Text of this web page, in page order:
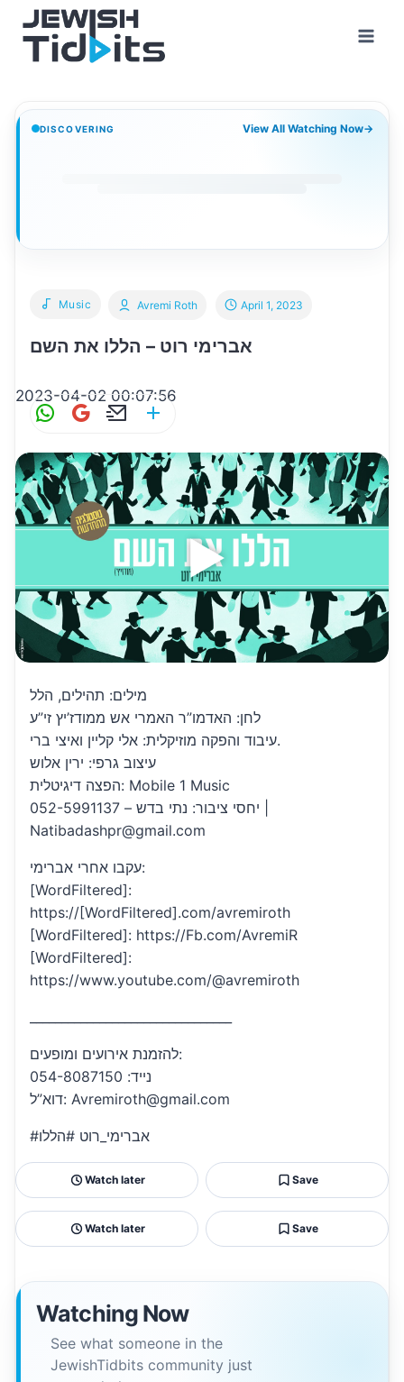
content
DISCOVERING View All Watching Now→
Music
אברימי רוט – הללו את השם
Avremi Roth April 1, 2023
2023-04-02 00:07:56
W
at
s
A
p
G
ai
l
E
ai
l
S
ar
e
מילים: תהילים, הלל
לחן: האדמו”ר האמרי אש ממודז’יץ זי”ע
עיבוד והפקה מוזיקלית: אלי קליין ואיצי ברי.
עיצוב גרפי: ירין אלוש
הפצה דיגיטלית: Mobile 1 Music
יחסי ציבור: נתי בדש – 052-5991137 |
Natibadashpr@gmail.com
עקבו אחרי אברימי:
[WordFiltered]:
https://[WordFiltered].com/avremiroth
[WordFiltered]: https://Fb.com/AvremiR
[WordFiltered]:
https://www.youtube.com/@avremiroth
להזמנת אירועים ומופעים:
נייד: 054-8087150
דוא”ל: Avremiroth@gmail.com
#אברימי_רוט #הללו
Watch later Save
Watch later Save
Watching Now
See what someone in the
JewishTidbits community just